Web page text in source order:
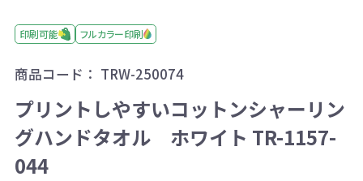
印刷可能 フルカラー印刷
商品コード： TRW-250074
プリントしやすいコットンシャーリン
グハンドタオル ホワイト TR-1157-
044